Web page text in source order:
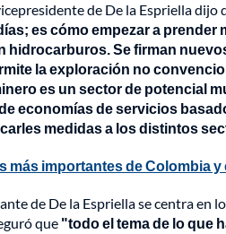
de De la Espriella dijo
es cómo empezar a prender
hidrocarburos. Se firman
la exploración no
es un sector de potencial
economías de servicios
medidas a los distintos
importantes de Colombia y
de De la Espriella se centra en
que "todo el tema de lo que